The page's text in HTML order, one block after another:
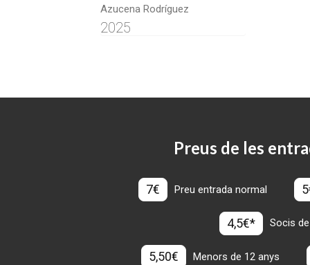
Azucena Rodríguez
2025
Preus de les
7€ Preu entrada normal
4,5€* Socis
5,50€ Menors de 12 anys